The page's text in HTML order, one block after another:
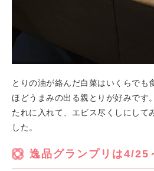
とりの油が絡んだ白菜はいくらでも
ほどうまみの出る親とりが好みです
たれに入れて、エビス尽くしにして
した。
逸品グランプリは4/25